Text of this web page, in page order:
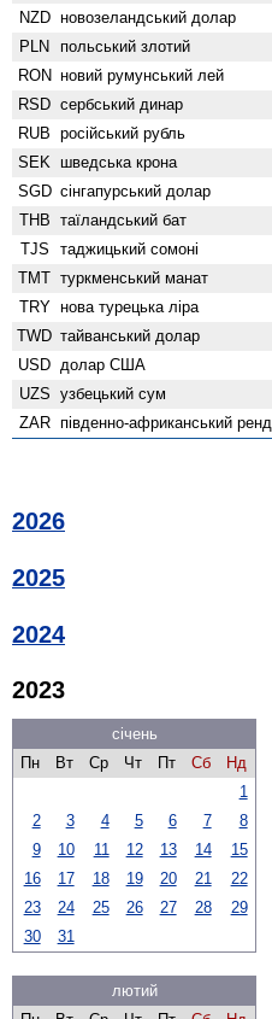
NZD ново­зеландський долар
PLN польський злотий
RON новий румунський лей
RSD сербський динар
RUB російський рубль
SEK шведська крона
SGD сінгапурський долар
THB таїландський бат
TJS таджицький сомоні
TMT туркменський манат
TRY нова турецька ліра
TWD тайванський долар
USD долар США
UZS узбецький сум
ZAR південно-африканський ренд
2026
2025
2024
2023
січень
Пн
Вт Ср Чт Пт Сб
Нд
1
2
3 4 5 6 7
8
9
10 11 12 13 14
15
16
17 18 19 20 21
22
23
24 25 26 27 28
29
30
31
лютий